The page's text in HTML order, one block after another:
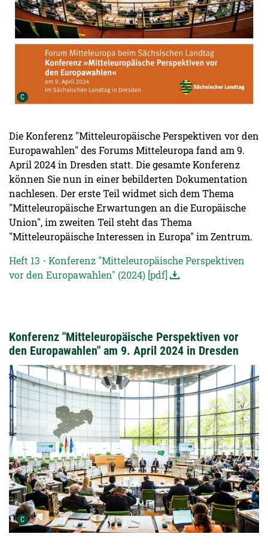
C
Die Konferenz "Mitteleuropäische Perspektiven vor den
Europawahlen" des Forums Mitteleuropa fand am 9.
April 2024 in Dresden statt. Die gesamte Konferenz
können Sie nun in einer bebilderten Dokumentation
nachlesen. Der erste Teil widmet sich dem Thema
"Mitteleuropäische Erwartungen an die Europäische
Union", im zweiten Teil steht das Thema
"Mitteleuropäische Interessen in Europa" im Zentrum.
Heft 13 - Konferenz "Mitteleuropäische Perspektiven
vor den Europawahlen" (2024) [pdf]
Konferenz "Mitteleuropäische Perspektiven vor
den Europawahlen" am 9. April 2024 in Dresden
C Urheber der Grafik: